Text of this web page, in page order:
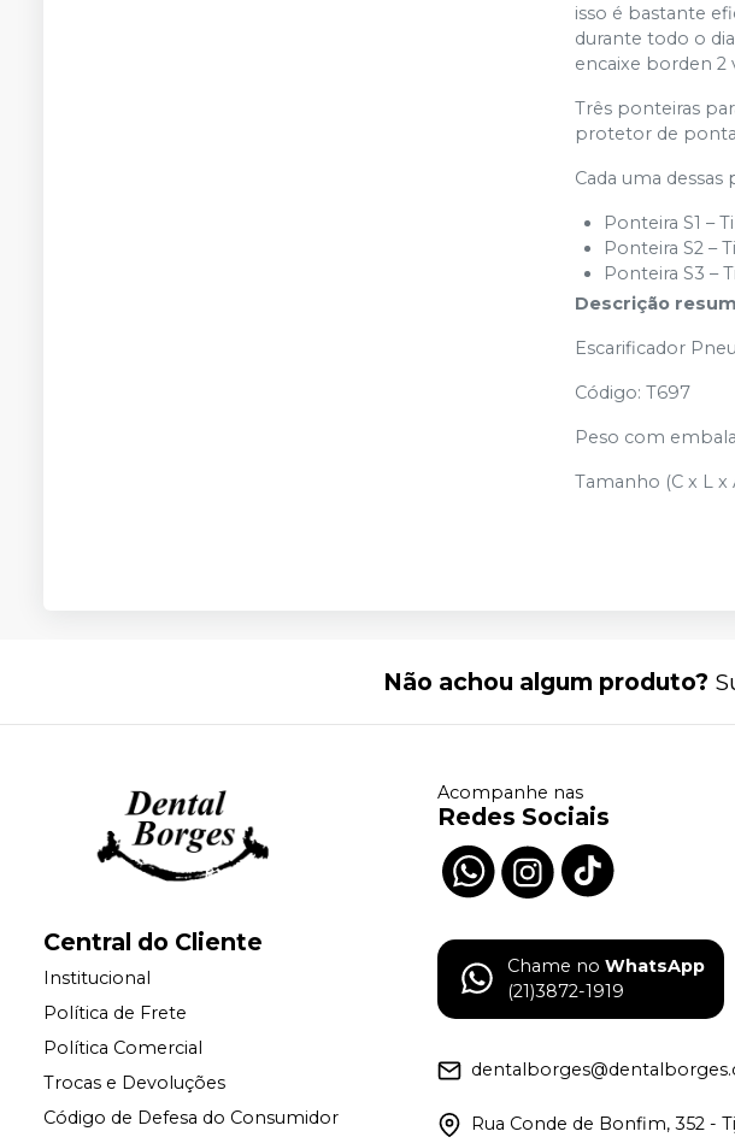
isso é bastante
durante todo o
encaixe borden 2
Três ponteiras
protetor de
Cada uma
Ponteira S1 –
Ponteira S2 –
Ponteira S3 –
Descrição
Escarificador
Código: T697
Peso com
Tamanho (C x L
Não achou algum produto?
Central do Cliente
Institucional
Política de Frete
Política Comercial
Trocas e Devoluções
Código de Defesa do Consumidor
Acompanhe nas
Redes Sociais
Chame no WhatsApp
(21)3872-1919
Rua Conde de Bonfim, 352 -